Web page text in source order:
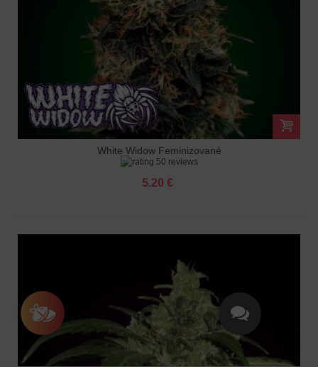
White Widow Feminizované
50 reviews
5.20 €